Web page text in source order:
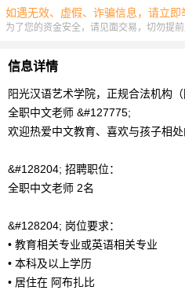
如遇无效、虚假、诈骗信息，请立即
为了您的资金安全，请见面交易，切勿提
信息详情
阳光汉语艺术学院，正规合法机构
全职中文老师 &#127775;
欢迎热爱中文教育、喜欢与孩子相
&#128204; 招聘职位：
全职中文老师 2名
&#128204; 岗位要求：
• 教育相关专业或英语相关专业
• 本科及以上学历
• 居住在 阿布扎比